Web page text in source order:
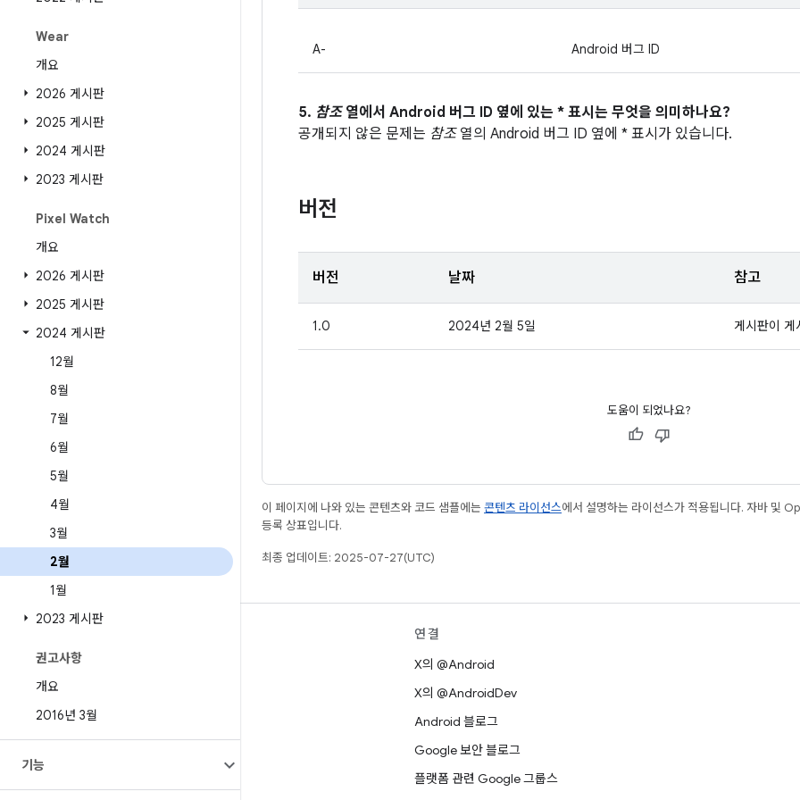
Wear
개요
2026 게시판
2025 게시판
2024 게시판
2023 게시판
Pixel Watch
개요
2026 게시판
2025 게시판
2024 게시판
12월
8월
7월
6월
5월
4월
3월
2월
1월
2023 게시판
권고사항
개요
2016년 3월
기능
A- Android 버그 ID
5. 참조열에서 Android 버그 ID 옆에 있는 * 표시는 무엇을 의미하나요?
공개되지 않은 문제는 참조열의 Android 버그 ID 옆에 * 표시가 있습니다.
버전
버전 날짜 참고
1.0 2024년 2월 5일 게시판이 게
도움이 되었나요?
이 페이지에 나와 있는 콘텐츠와 코드 샘플에는 콘텐츠 라이선스에서 설명하는 라이선스가 적용됩니다. 자바 및
등록 상표입니다.
최종 업데이트: 2025-07-27(UTC)
Android 저장소
요구사항
다운로드
연결
X의 @Android
X의 @AndroidDev
Android 블로그
Google 보안 블로그
플랫폼 관련 Google 그룹스